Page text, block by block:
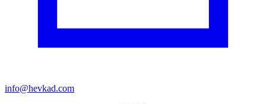
info@hevkad.com